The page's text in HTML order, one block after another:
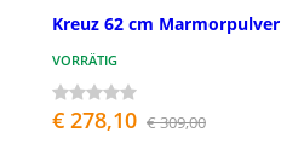
Kreuz 62 cm Marmorpulver
VORRÄTIG
€ 278,10 € 309,00